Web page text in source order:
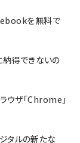
を無料で
得できないの
ウザ「Chrome」
タルの新たな